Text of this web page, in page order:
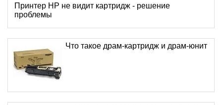
Принтер HP не видит картридж - решение
проблемы
Что такое драм-картридж и драм-юнит